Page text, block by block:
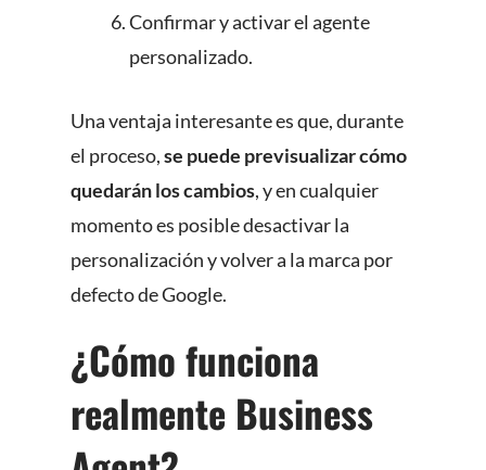
Confirmar y activar el agente
personalizado.
Una ventaja interesante es que, durante
el proceso,se puede previsualizar cómo
quedarán los cambios, y en cualquier
momento es posible desactivar la
personalización y volver a la marca por
defecto de Google.
¿Cómo funciona
realmente Business